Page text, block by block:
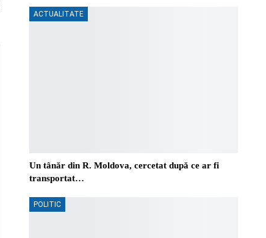
ACTUALITATE
Un tânăr din R. Moldova, cercetat după ce ar fi
transportat…
POLITIC